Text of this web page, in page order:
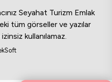
Seyahat Turizm Emlak
tüm görseller ve yazılar
kullanılamaz.